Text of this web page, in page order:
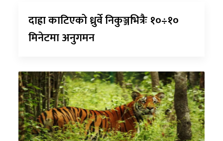
दाह्रा काटिएको ध्रुर्वे निकुञ्जभित्रैः १०÷१०
मिनेटमा अनुगमन